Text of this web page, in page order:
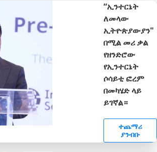
“ኢንተርኔት
ለመላው
ኢትዮጵያውያን"
በሚል መሪ ቃል
የዘንድሮው
የኢንተርኔት
ሶሳይቲ ፎረም
በመካሄድ ላይ
ይገኛል።
ተጨማሪ
ያንብቡ